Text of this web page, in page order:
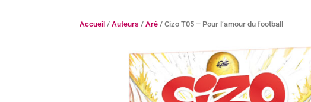
Accueil /Auteurs /Aré / Cizo T05 – Pour l’amour du football